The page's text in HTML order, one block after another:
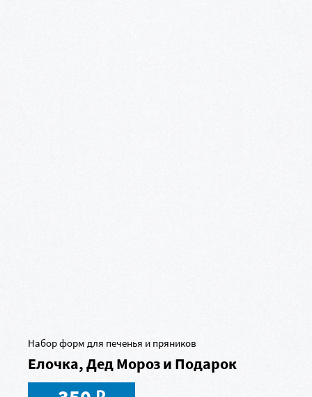
Набор форм для печенья и пряников
Елочка, Дед Мороз и Подарок